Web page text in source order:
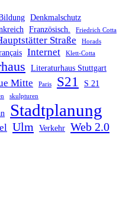
Denkmalschutz
Französisch. Friedrich Cotta
Straße Horads
Internet Klett-Cotta
Literaturhaus Stuttgart
Mitte Paris S21 S 21
skulpturen
Stadtplanung
Ulm Verkehr Web 2.0